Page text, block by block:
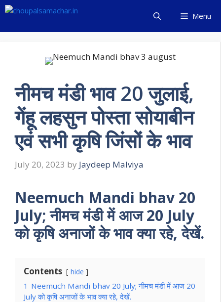
Skip
content
Menu
नीमच मंडी भाव 20 जुलाई,
गेंहू लहसुन पोस्ता सोयाबीन
एवं सभी कृषि जिंसों के भाव
July 20, 2023 by Jaydeep Malviya
Neemuch Mandi bhav 20
July; नीमच मंडी में आज 20 July
को कृषि अनाजों के भाव क्या रहे, देखें.
Contents hide
1 Neemuch Mandi bhav 20 July; नीमच मंडी में आज 20
July को कृषि अनाजों के भाव क्या रहे, देखें.